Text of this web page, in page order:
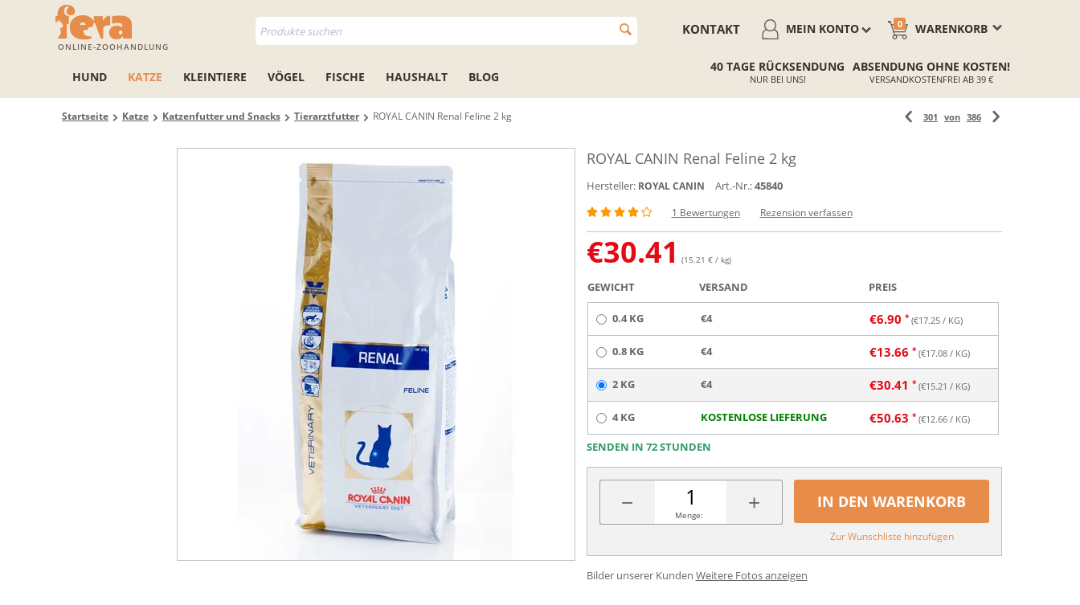
ONLINE-ZOOHANDLUNG
WARENKORB
0
MEIN KONTO
KONTAKT
HUND KATZE KLEINTIERE VÖGEL FISCHE HAUSHALT BLOG
40 TAGE RÜCKSENDUNG
NUR BEI UNS!
ABSENDUNG OHNE KOSTEN!
VERSANDKOSTENFREI AB 39 €
Startseite Katze Katzenfutter und Snacks Tierarztfutter ROYAL CANIN Renal Feline 2 kg 301 von 386
ROYAL CANIN Renal Feline 2 kg
Hersteller: ROYAL CANIN Art.-Nr.:45840
1 Bewertungen Rezension verfassen
€30.41 (15.21 € / kg)
GEWICHT VERSAND PREIS
0.4 KG €4 €6.90 (€17.25/ KG)
0.8 KG €4 €13.66 (€17.08/ KG)
2 KG €4 €30.41 (€15.21 / KG)
4 KG KOSTENLOSE LIEFERUNG €50.63 (€12.66/ KG)
SENDEN IN 72 STUNDEN
− +
Menge:
IN DEN WARENKORB
Zur Wunschliste hinzufügen
Bilder unserer Kunden Weitere Fotos anzeigen